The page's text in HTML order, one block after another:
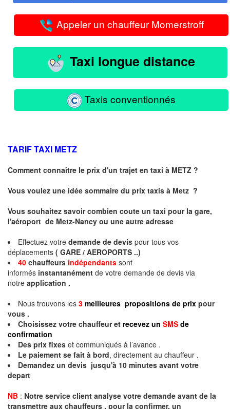
Appeler un chauffeur Momerstroff
Taxi longue distance
Taxis conventionnés
TARIF TAXI METZ
Comment connaître le prix d'un trajet en taxi à METZ ?
Vous voulez une idée sommaire du prix taxis à Metz ?
Vous souhaitez savoir combien coute un taxi pour la gare,
l'aéroport de Metz-Nancy ou une autre adresse
Effectuez votre demande de devis pour tous vos
déplacements ( GARE / AEROPORTS ..)
40 chauffeurs indépendants sont
informés instantanément de votre demande de devis via
notre application .
Nous trouvons les 3 meilleures propositions de prix pour
vous .
Choisissez votre chauffeur et recevez un SMS de
confirmation
Des prix fixes et communiqués à l’avance .
Le paiement se fait à bord, directement au chauffeur .
Demandez un devis jusqu'à 10 minutes avant votre
depart
NB : Notre service client analyse votre demande avant de la
transmettre aux chauffeurs . pour la confirmer, un